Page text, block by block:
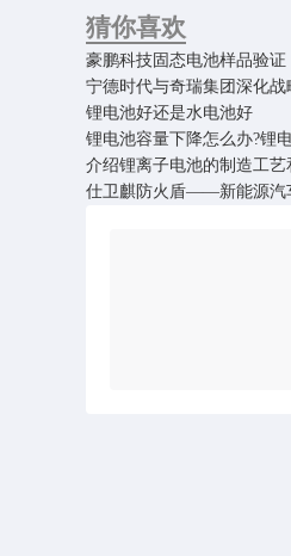
猜你喜欢
豪鹏科技固态电池样品验
宁德时代与奇瑞集团深化
锂电池好还是水电池好
锂电池容量下降怎么办?锂
介绍锂离子电池的制造工
仕卫麒防火盾——新能源汽